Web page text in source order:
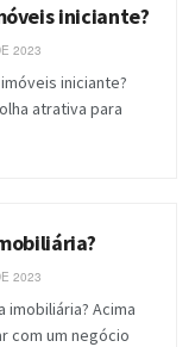
iniciante?
2023
iniciante?
atrativa para
2023
Acima
com um negócio